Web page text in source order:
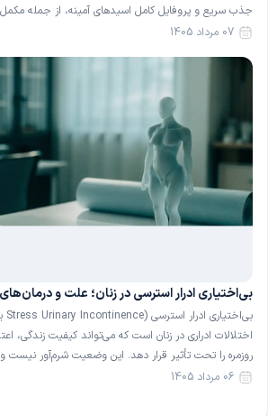
جذب سریع و پروفایل کامل اسیدهای آمینه، از جمله
شناخته می‌شود. با این حال، پروتئین وی برای همهٔ افراد
07 مرداد 1405
بی‌اختیاری ادرار استرسی در زنان؛ علت و
اختلالات ادراری در زنان است که می‌تواند کیفیت زندگی،
روزمره را تحت تأثیر قرار دهد. این وضعیت شرم‌آور نیست و
روش‌های ساده و غیرجراحی قابل بهبود است. در این مقاله
06 مرداد 1405